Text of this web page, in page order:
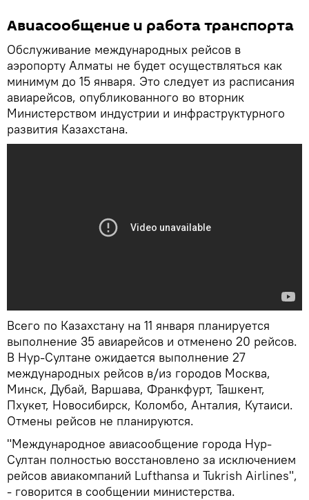
Авиасообщение и работа транспорта
Обслуживание международных рейсов в
аэропорту Алматы не будет осуществляться как
минимум до 15 января. Это следует из расписания
авиарейсов, опубликованного во вторник
Министерством индустрии и инфраструктурного
развития Казахстана.
Всего по Казахстану на 11 января планируется
выполнение 35 авиарейсов и отменено 20 рейсов.
В Нур-Султане ожидается выполнение 27
международных рейсов в/из городов Москва,
Минск, Дубай, Варшава, Франкфурт, Ташкент,
Пхукет, Новосибирск, Коломбо, Анталия, Кутаиси.
Отмены рейсов не планируются.
"Международное авиасообщение города Нур-
Султан полностью восстановлено за исключением
рейсов авиакомпаний Lufthansa и Tukrish Airlines",
- говорится в сообщении министерства.